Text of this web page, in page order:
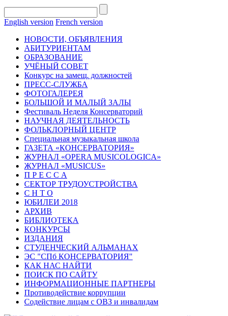
English version French version
НОВОСТИ, ОБЪЯВЛЕНИЯ
АБИТУРИЕНТАМ
ОБРАЗОВАНИЕ
УЧЁНЫЙ СОВЕТ
Конкурс на замещ. должностей
ПРЕСС-СЛУЖБА
ФОТОГАЛЕРЕЯ
БОЛЬШОЙ И МАЛЫЙ ЗАЛЫ
Фестиваль Неделя Консерваторий
НАУЧНАЯ ДЕЯТЕЛЬНОСТЬ
ФОЛЬКЛОРНЫЙ ЦЕНТР
Специальная музыкальная школа
ГАЗЕТА «КОНСЕРВАТОРИЯ»
ЖУРНАЛ «OPERA MUSICOLOGICA»
ЖУРНАЛ «MUSICUS»
П Р Е С С А
СЕКТОР ТРУДОУСТРОЙСТВА
С Н Т О
ЮБИЛЕИ 2018
АРХИВ
БИБЛИОТЕКА
КОНКУРСЫ
ИЗДАНИЯ
СТУДЕНЧЕСКИЙ АЛЬМАНАХ
ЭС "СПб КОНСЕРВАТОРИЯ"
КАК НАС НАЙТИ
ПОИСК ПО САЙТУ
ИНФОРМАЦИОННЫЕ ПАРТНЕРЫ
Противодействие коррупции
Содействие лицам с ОВЗ и инвалидам